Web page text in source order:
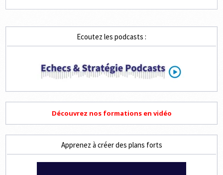
Ecoutez les podcasts :
Découvrez nos formations en vidéo
Apprenez à créer des plans forts